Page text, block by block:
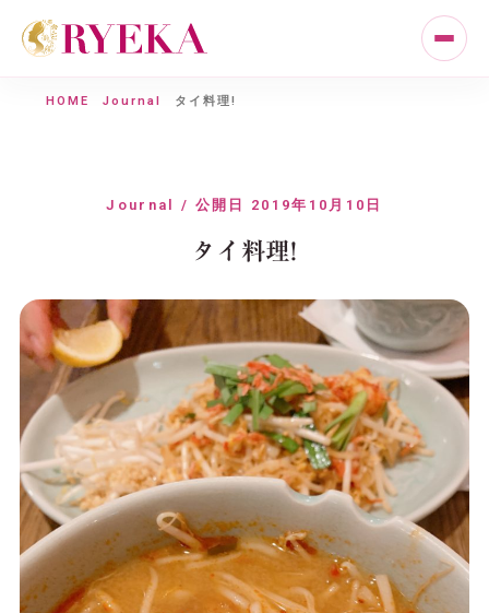
HOME Journal タイ料理!
Journal / 公開日 2019年10月10日
タイ料理!